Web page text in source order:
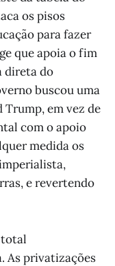
os pisos
para fazer
que apoia o fim
direta do
buscou uma
em vez de
com o apoio
medida os
e revertendo
total
As privatizações